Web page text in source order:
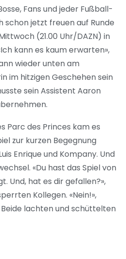
Fans und jeder Fußball-
schon jetzt freuen auf Runde
(21.00 Uhr/DAZN) in
kann es kaum erwarten»,
wieder unten am
im hitzigen Geschehen sein
sein Assistent Aaron
Parc des Princes kam es
zur kurzen Begegnung
Enrique und Kompany. Und
«Du hast das Spiel von
Und, hat es dir gefallen?»,
Kollegen. «Nein!»,
lachten und schüttelten